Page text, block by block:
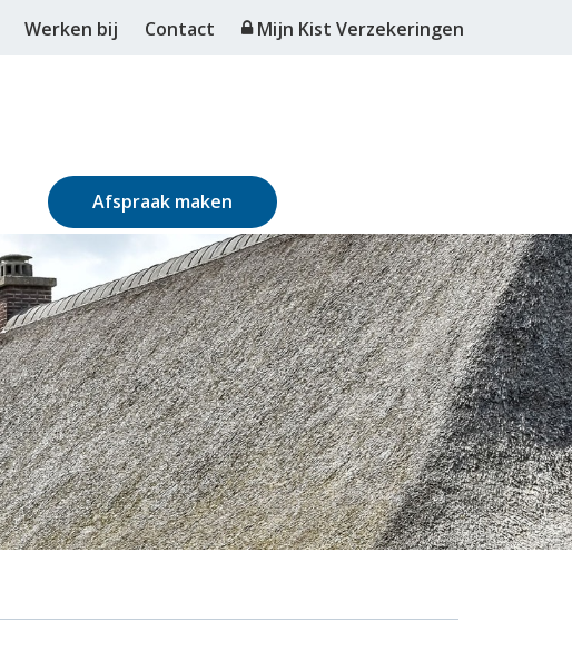
Werken bij Contact Mijn Kist Verzekeringen
Afspraak maken